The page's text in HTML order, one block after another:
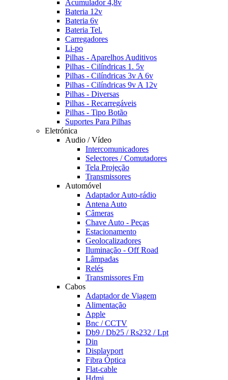
Acumulador 4,8v
Bateria 12v
Bateria 6v
Bateria Tel.
Carregadores
Li-po
Pilhas - Aparelhos Auditivos
Pilhas - Cilíndricas 1. 5v
Pilhas - Cilíndricas 3v A 6v
Pilhas - Cilíndricas 9v A 12v
Pilhas - Diversas
Pilhas - Recarregáveis
Pilhas - Tipo Botão
Suportes Para Pilhas
Eletrónica
Audio / Vídeo
Intercomunicadores
Selectores / Comutadores
Tela Projeção
Transmissores
Automóvel
Adaptador Auto-rádio
Antena Auto
Câmeras
Chave Auto - Peças
Estacionamento
Geolocalizadores
Iluminação - Off Road
Lâmpadas
Relés
Transmissores Fm
Cabos
Adaptador de Viagem
Alimentação
Apple
Bnc / CCTV
Db9 / Db25 / Rs232 / Lpt
Din
Displayport
Fibra Óptica
Flat-cable
Hdmi